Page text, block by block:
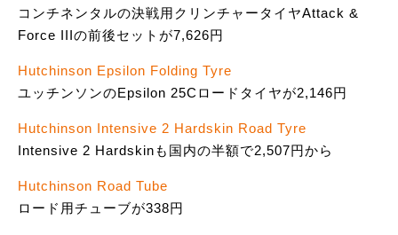
コンチネンタルの決戦用クリンチャータイヤAttack &
Force IIIの前後セットが7,626円
Hutchinson Epsilon Folding Tyre
ユッチンソンのEpsilon 25Cロードタイヤが2,146円
Hutchinson Intensive 2 Hardskin Road Tyre
Intensive 2 Hardskinも国内の半額で2,507円から
Hutchinson Road Tube
ロード用チューブが338円